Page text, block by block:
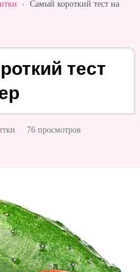
› Самый короткий тест на
тест
· 76 просмотров